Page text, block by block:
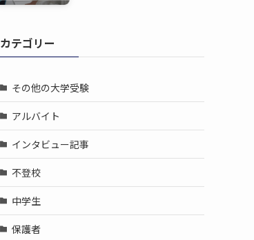
カテゴリー
その他の大学受験
アルバイト
インタビュー記事
不登校
中学生
保護者